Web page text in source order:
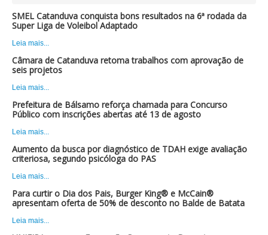
SMEL Catanduva conquista bons resultados na 6ª rodada da
Super Liga de Voleibol Adaptado
Leia mais...
Câmara de Catanduva retoma trabalhos com aprovação de
seis projetos
Leia mais...
Prefeitura de Bálsamo reforça chamada para Concurso
Público com inscrições abertas até 13 de agosto
Leia mais...
Aumento da busca por diagnóstico de TDAH exige avaliação
criteriosa, segundo psicóloga do PAS
Leia mais...
Para curtir o Dia dos Pais, Burger King® e McCain®
apresentam oferta de 50% de desconto no Balde de Batata
Leia mais...